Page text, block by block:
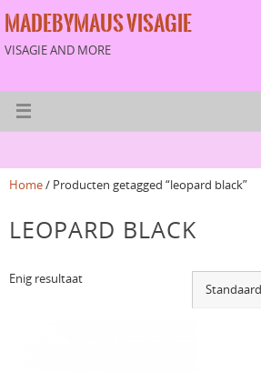
MADEBYMAUS VISAGIE
VISAGIE AND MORE
Home/ Producten getagged “leopard black”
LEOPARD BLACK
Enig resultaat